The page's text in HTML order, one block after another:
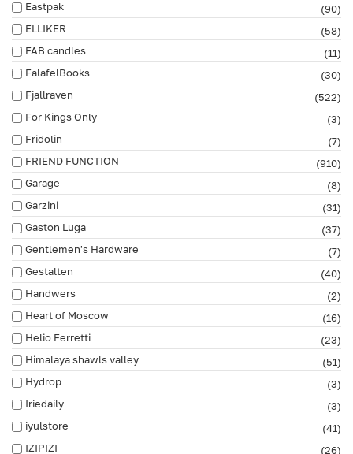
Eastpak
(90)
ELLIKER
(58)
FAB сandles
(11)
FalafelBooks
(30)
Fjallraven
(522)
For Kings Only
(3)
Fridolin
(7)
FRIEND FUNCTION
(910)
Garage
(8)
Garzini
(31)
Gaston Luga
(37)
Gentlemen's Hardware
(7)
Gestalten
(40)
Handwers
(2)
Heart of Moscow
(16)
Helio Ferretti
(23)
Himalaya shawls valley
(51)
Hydrop
(3)
Iriedaily
(3)
iyulstore
(41)
IZIPIZI
(26)